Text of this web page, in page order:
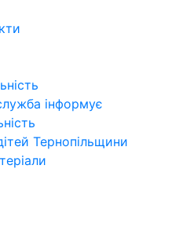
інформує
Тернопільщини